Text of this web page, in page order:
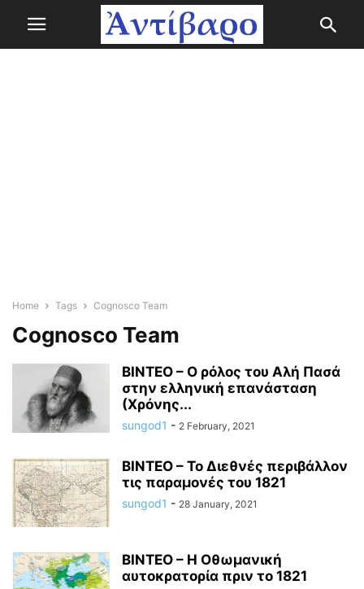
Home Tags Cognosco Team
Cognosco Team
BINTEO – Ο ρόλος του Αλή Πασά
στην ελληνική επανάσταση
(Χρόνης...
sungod1 - 2 February, 2021
ΒΙΝΤΕΟ – Το Διεθνές περιβάλλον
τις παραμονές του 1821
sungod1 - 28 January, 2021
ΒΙΝΤΕΟ – Η Οθωμανική
αυτοκρατορία πριν το 1821